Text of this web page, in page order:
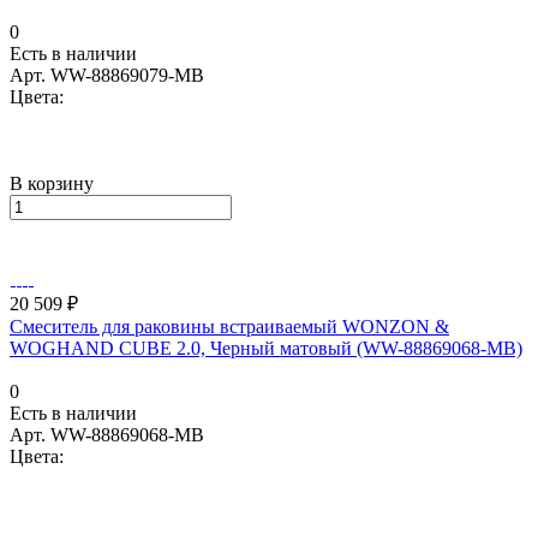
0
Есть в наличии
Арт. WW-88869079-MB
Цвета:
В корзину
20 509 ₽
Смеситель для раковины встраиваемый WONZON &
WOGHAND CUBE 2.0, Черный матовый (WW-88869068-MB)
0
Есть в наличии
Арт. WW-88869068-MB
Цвета: